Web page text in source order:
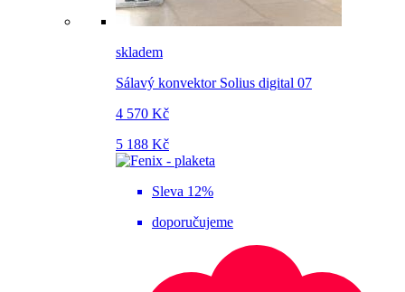
skladem
Sálavý konvektor Solius digital 07
4 570 Kč
5 188 Kč
Sleva 12%
doporučujeme